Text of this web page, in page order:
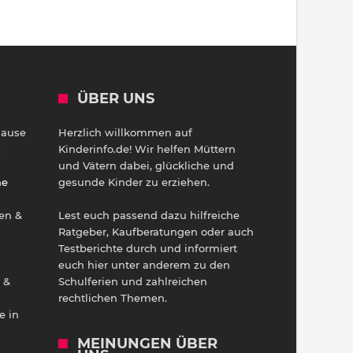
&
&
in
ÜBER UNS
Herzlich willkommen auf
Kinderinfo.de! Wir helfen Müttern
und Vätern dabei, glückliche und
gesunde Kinder zu erziehen.
Lest euch passend dazu hilfreiche
Ratgeber, Kaufberatungen oder auch
Testberichte durch und informiert
euch hier unter anderem zu den
Schulferien und zahlreichen
rechtlichen Themen.
MEINUNGEN ÜBER